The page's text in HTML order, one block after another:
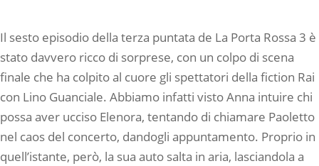
Il sesto episodio della terza puntata de La Porta Rossa 3 è
stato davvero ricco di sorprese, con un colpo di scena
finale che ha colpito al cuore gli spettatori della fiction Rai
con Lino Guanciale. Abbiamo infatti visto Anna intuire chi
possa aver ucciso Elenora, tentando di chiamare Paoletto
nel caos del concerto, dandogli appuntamento. Proprio in
quell’istante, però, la sua auto salta in aria, lasciandola a